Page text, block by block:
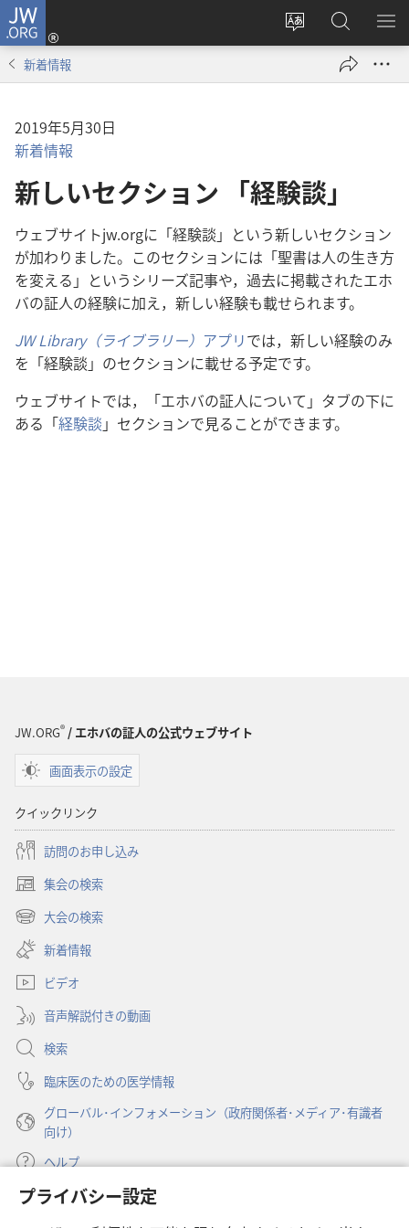
プライバシー設定
JW.ORG
サ
ト
変
る
ロ
グ
ン
ブ
開
く）
JW.ORG
の
検
メ
を
新着情報
2019年5月30日
新着情報
新しいセクション 「経験談」
ウェブサイトjw.orgに「経験談」という新しいセクション
が加わりました。このセクションには「聖書は人の生き方
を変える」というシリーズ記事や，過去に掲載されたエホ
バの証人の経験に加え，新しい経験も載せられます。
JW Library（ライブラリー） アプリでは，新しい経験のみ
を「経験談」のセクションに載せる予定です。
ウェブサイトでは，「エホバの証人について」タブの下に
ある「経験談 」セクションで見ることができます。
JW.ORG®/ エホバの証人の公式ウェブサイト
画面表示の設定
クイックリンク
訪問のお申し込み
集会の検索
（新
し
タ
で
開
く）
大会の検索
（新
し
い
タ
ブ
で
開
く）
新着情報
ビデオ
音声解説付きの動画
検索
臨床医のための医学情報
グローバル･インフォメーション（政府関係者･メディア･有識者
向け）
ヘルプ
寄付